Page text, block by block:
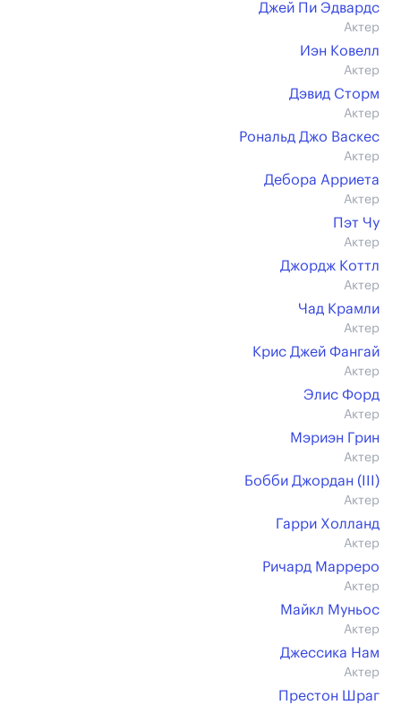
Джей Пи Эдвардс
Актер
Иэн Ковелл
Актер
Дэвид Сторм
Актер
Рональд Джо Васкес
Актер
Дебора Арриета
Актер
Пэт Чу
Актер
Джордж Коттл
Актер
Чад Крамли
Актер
Крис Джей Фангай
Актер
Элис Форд
Актер
Мэриэн Грин
Актер
Бобби Джордан (III)
Актер
Гарри Холланд
Актер
Ричард Марреро
Актер
Майкл Муньос
Актер
Джессика Нам
Актер
Престон Шраг